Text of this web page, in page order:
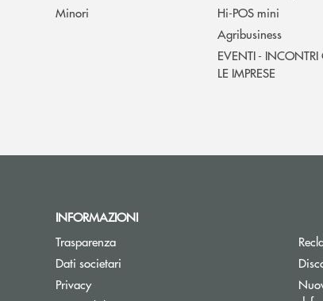
Minori
Hi-POS mini
Agribusiness
EVENTI -
LE IMPRESE
INFORMAZIONI
Trasparenza
Dati societari
Privacy